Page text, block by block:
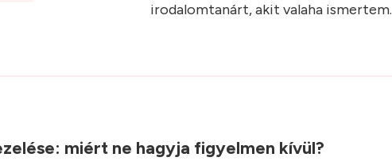
irodalomtanárt, akit valaha ismertem.
miért ne hagyja figyelmen kívül?